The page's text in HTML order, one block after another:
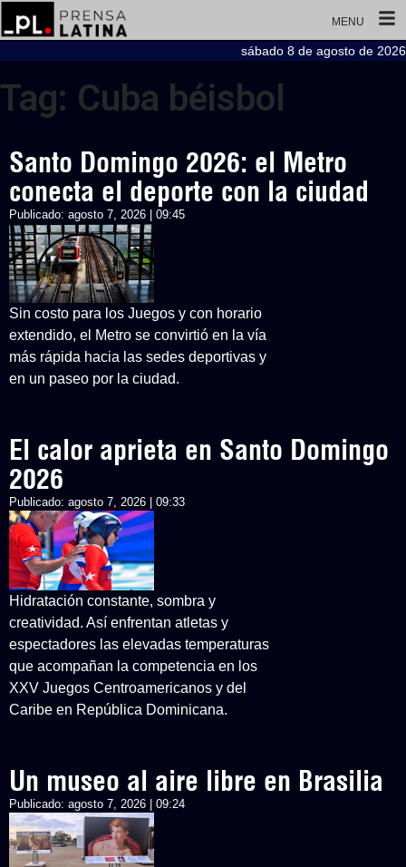
MENU
sábado 8 de agosto de 2026
Tag: Cuba béisbol
Santo Domingo 2026: el Metro
conecta el deporte con la ciudad
Publicado: agosto 7, 2026 | 09:45
Sin costo para los Juegos y con horario
extendido, el Metro se convirtió en la vía
más rápida hacia las sedes deportivas y
en un paseo por la ciudad.
El calor aprieta en Santo Domingo
2026
Publicado: agosto 7, 2026 | 09:33
Hidratación constante, sombra y
creatividad. Así enfrentan atletas y
espectadores las elevadas temperaturas
que acompañan la competencia en los
XXV Juegos Centroamericanos y del
Caribe en República Dominicana.
Un museo al aire libre en Brasilia
Publicado: agosto 7, 2026 | 09:24